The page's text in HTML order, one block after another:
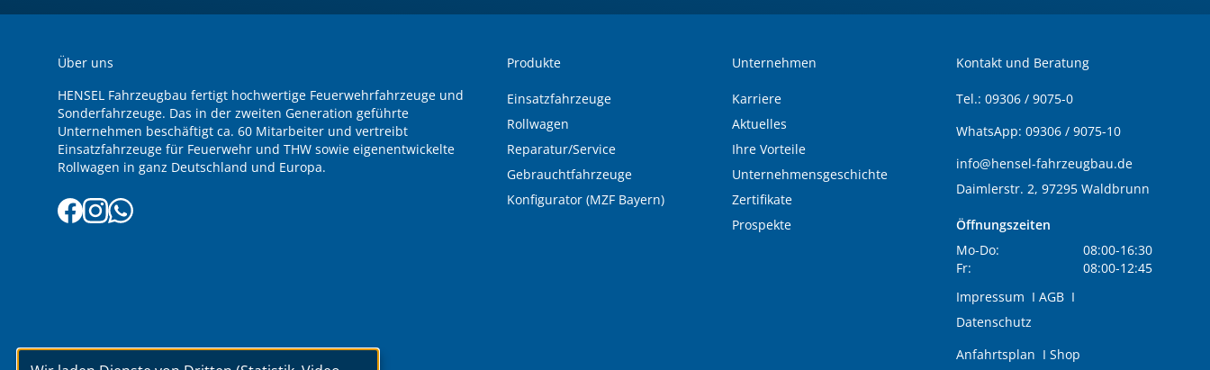
Über uns
HENSEL Fahrzeugbau fertigt hochwertige Feuerwehrfahrzeuge und
Sonderfahrzeuge. Das in der zweiten Generation geführte
Unternehmen beschäftigt ca. 60 Mitarbeiter und vertreibt
Einsatzfahrzeuge für Feuerwehr und THW sowie eigenentwickelte
Rollwagen in ganz Deutschland und Europa.
Produkte
Einsatzfahrzeuge
Rollwagen
Reparatur/Service
Gebrauchtfahrzeuge
Konfigurator (MZF Bayern)
Unternehmen
Karriere
Aktuelles
Ihre Vorteile
Unternehmensgeschichte
Zertifikate
Prospekte
Kontakt und Beratung
Tel.:09306 / 9075-0
WhatsApp:09306 / 9075-10
info@hensel-fahrzeugbau.de
Daimlerstr. 2, 97295 Waldbrunn
Öffnungszeiten
Mo-Do:
08:00-16:30
Fr:
08:00-12:45
Impressum IAGB I
Datenschutz
Anfahrtsplan IShop